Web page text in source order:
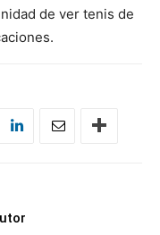
de ver tenis de